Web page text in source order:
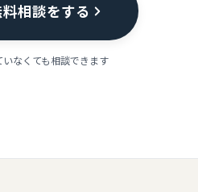
相談をする
なくても相談できます